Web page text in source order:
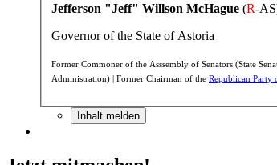
Jefferson "Jeff" Willson McHague (R-
Governor of the State of Astoria
Former Commoner of the Asssembly of Senators (State
Administration) | Former Chairman of the Republican Party
Inhalt melden